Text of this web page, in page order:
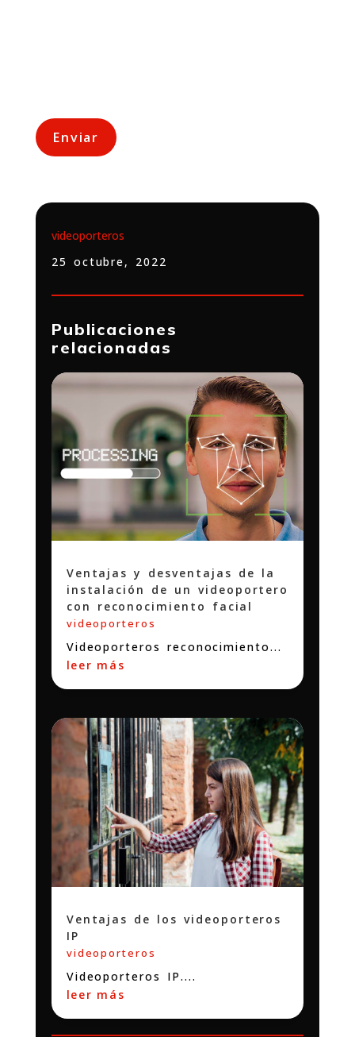
videoporteros
25 octubre, 2022
Publicaciones
relacionadas
Ventajas y desventajas de la
instalación de un videoportero
con reconocimiento facial
videoporteros
Videoporteros reconocimiento...
leer más
Ventajas de los videoporteros
IP
videoporteros
Videoporteros IP....
leer más